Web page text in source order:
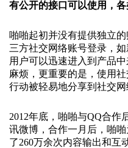
有公开的接口可以使用，
啪啪起初并没有提供独立
三方社交网络账号登录，
用户可以迅速进入到产品
麻烦，更重要的是，使用
行动被轻易地分享到社交网
2012年底，啪啪与QQ合作
讯微博，合作一月后，啪
了260万余次内容输出和互